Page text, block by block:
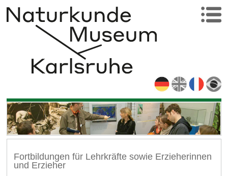
Fortbildungen für Lehrkräfte sowie Erzieherinnen
und Erzieher